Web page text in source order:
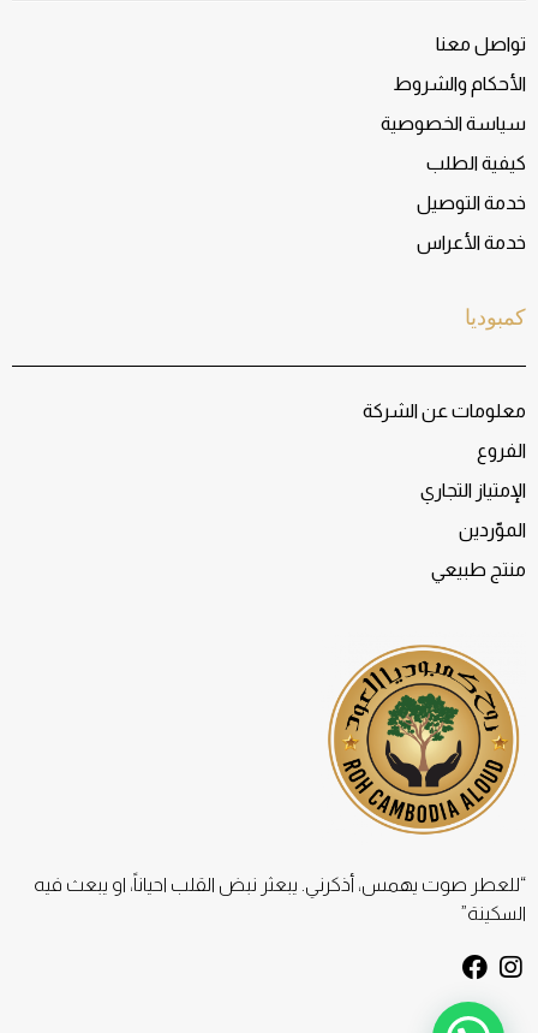
“للعطر صوت يهمس، أذكرني. يبعثر نبض القلب احياناً، او يبعث فيه
السكينة”
I
s
F
c
كمبوديا
معلومات عن الشركة
الفروع
الإمتياز التجاري
الموّردين
منتج طبيعي
تواصل معنا
الأحكام والشروط
سياسة الخصوصية
كيفية الطلب
خدمة التوصيل
خدمة الأعراس